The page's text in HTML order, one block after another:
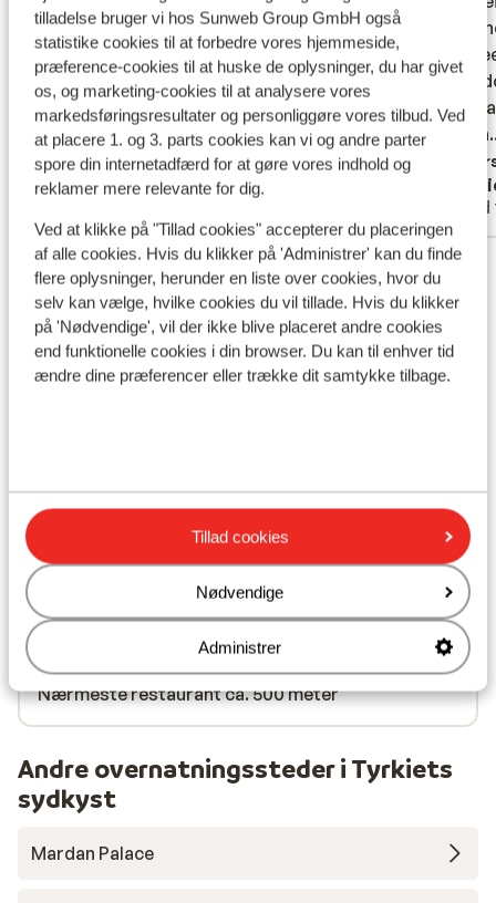
tilladelse bruger vi hos Sunweb Group GmbH også
statistike cookies til at forbedre vores hjemmeside,
præference-cookies til at huske de oplysninger, du har givet
os, og marketing-cookies til at analysere vores
markedsføringsresultater og personliggøre vores tilbud. Ved
at placere 1. og 3. parts cookies kan vi og andre parter
spore din internetadfærd for at gøre vores indhold og
reklamer mere relevante for dig.
Ved at klikke på "Tillad cookies" accepterer du placeringen
af alle cookies. Hvis du klikker på 'Administrer' kan du finde
flere oplysninger, herunder en liste over cookies, hvor du
selv kan vælge, hvilke cookies du vil tillade. Hvis du klikker
på 'Nødvendige', vil der ikke blive placeret andre cookies
end funktionelle cookies i din browser. Du kan til enhver tid
ændre dine præferencer eller trække dit samtykke tilbage.
Tillad cookies
Nødvendige
Administrer
animatie!
animatie!
Oversæt til dansk (DA)
Tanja
zelfs
Onze
zelfs
Onze
Se alle 55 anmeldelser
Lokation
I området
Ved stranden (stenstrand)
Afstand til centrum: lara: ca. 1200 meter, antalya
city: ca. 11,0 kilometer
Afstand til nærmeste butikker ca. 200 meter
Nærmeste restaurant ca. 500 meter
Andre overnatningssteder i Tyrkiets
sydkyst
Mardan Palace